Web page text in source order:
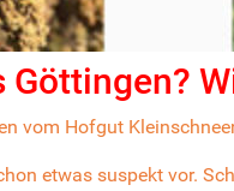
vom Hofgut
etwas suspekt vor.